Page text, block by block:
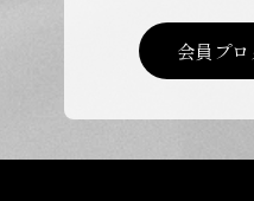
会員プ